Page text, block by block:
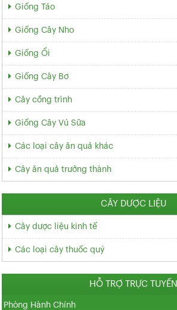
Giống Táo
Giống Cây Nho
Giống Ổi
Giống Cây Bơ
Cây cồng trình
Giống Cây Vú Sữa
Các loại cây ăn quả khác
Cây ăn quả trưởng thành
CÂY DƯỢC LIỆU
Cây dược liệu kinh tế
Các loại cây thuốc quý
HỖ TRỢ TRỰC TUYẾN
Phòng Hành Chính